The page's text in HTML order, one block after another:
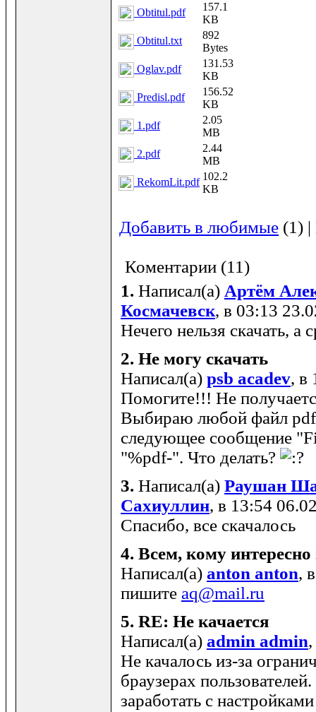
Obtitul.pdf
157.1
KB
Obtitul.txt
892
Bytes
Oglav.pdf
131.53
KB
Predisl.pdf
156.52
KB
1.pdf
2.05
MB
2.pdf
2.44
MB
RekomLit.pdf 102.2
KB
Добавить в любимые (1)
Коментарии (11)
1. Написал(а) Артём
Космачевск, в 03:13
Нечего нельзя скачать, а
2. Не могу скачать
Написал(а) psb acadev, в
Помогите!!! Не
Выбираю любой файл pdf,
следующее сообщение
"%pdf-". Что делать?
3. Написал(а) Раушан
Сахиуллин, в 13:54
Спасибо, все скачалось
4. Всем, кому
Написал(а) anton anton,
пишите aq@mail.ru
5. RE: Не качается
Написал(а) admin admin
Не качалось из-за
браузерах
заработать с